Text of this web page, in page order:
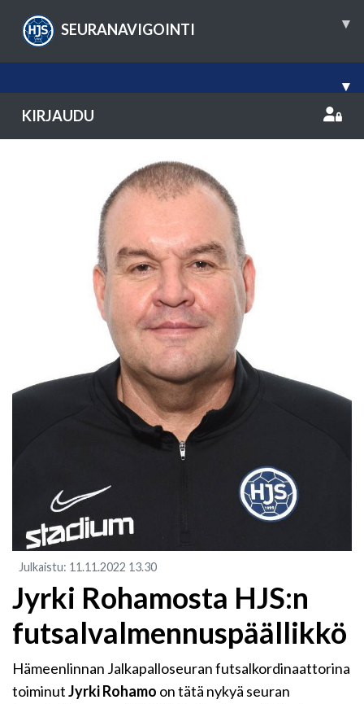
SEURANAVIGOINTI ▾
▾
KIRJAUDU
Julkaistu: 11.11.2022 13.30
Jyrki Rohamosta HJS:n
futsalvalmennuspäällikkö
Hämeenlinnan Jalkapalloseuranfutsalkordinaattorina
toiminutJyrkiRohamo on tätä nykyä seuran